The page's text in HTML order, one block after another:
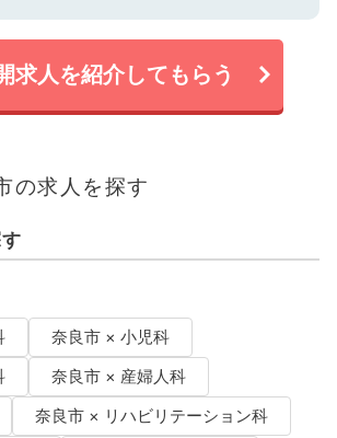
求人を紹介してもらう
の求人を探す
奈良市 × 小児科
奈良市 × 産婦人科
奈良市 × リハビリテーション科